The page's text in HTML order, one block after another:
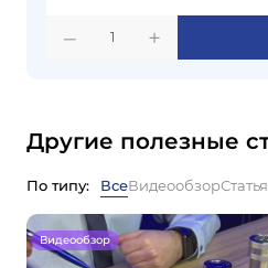
1
Другие полезные
По типу: ВсеВидеообзорСтатья
Видеообзор